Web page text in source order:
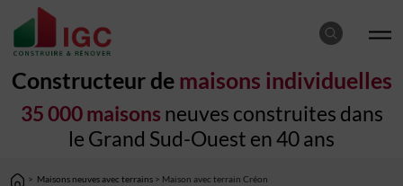
Constructeur de maisons individuelles
35 000 maisons neuves construites dans
le Grand Sud-Ouest en 40 ans
> Maisons neuves avec terrains > Maison avec terrain Créon